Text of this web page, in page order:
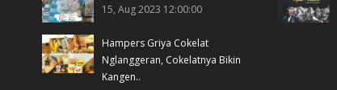
15, Aug 2023 12:00:00
Hampers Griya Cokelat
Nglanggeran, Cokelatnya Bikin
Kangen..